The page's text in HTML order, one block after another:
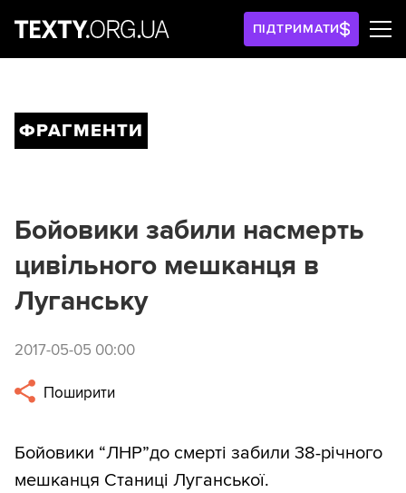
ПІДТРИМАТИ
ФРАГМЕНТИ
Бойовики забили насмерть
цивільного мешканця в
Луганську
2017-05-05 00:00
Поширити
Бойовики “ЛНР”до смерті забили 38-річного
мешканця Станиці Луганської.